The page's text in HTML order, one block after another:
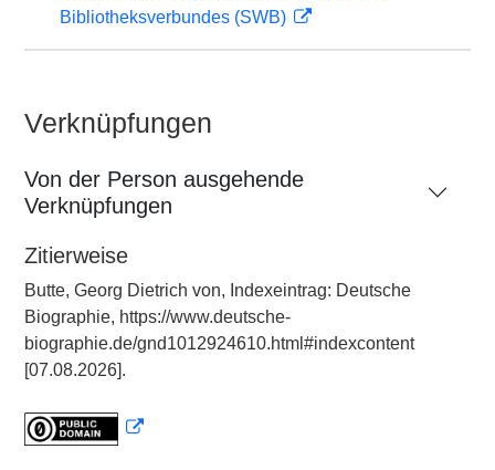
Bibliotheksverbundes (SWB)
Verknüpfungen
Von der Person ausgehende
Verknüpfungen
Zitierweise
Butte, Georg Dietrich von, Indexeintrag: Deutsche
Biographie, https://www.deutsche-
biographie.de/gnd1012924610.html#indexcontent
[07.08.2026].